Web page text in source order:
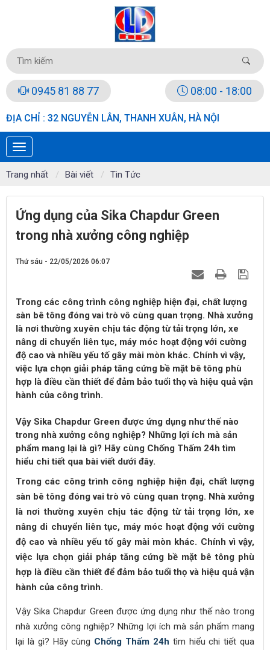
0945 81 88 77 08:00 - 18:00
ĐỊA CHỈ : 32 NGUYỄN LÂN, THANH XUÂN, HÀ NỘI
Trang nhất Bài viết Tin Tức
Ứng dụng của Sika Chapdur Green
trong nhà xưởng công nghiệp
Thứ sáu - 22/05/2026 06:07
Trong các công trình công nghiệp hiện đại, chất lượng
sàn bê tông đóng vai trò vô cùng quan trọng. Nhà xưởng
là nơi thường xuyên chịu tác động từ tải trọng lớn, xe
nâng di chuyển liên tục, máy móc hoạt động với cường
độ cao và nhiều yếu tố gây mài mòn khác. Chính vì vậy,
việc lựa chọn giải pháp tăng cứng bề mặt bê tông phù
hợp là điều cần thiết để đảm bảo tuổi thọ và hiệu quả vận
hành của công trình.
Vậy Sika Chapdur Green được ứng dụng như thế nào
trong nhà xưởng công nghiệp? Những lợi ích mà sản
phẩm mang lại là gì? Hãy cùng Chống Thấm 24h tìm
hiểu chi tiết qua bài viết dưới đây.
Trong các công trình công nghiệp hiện đại, chất lượng
sàn bê tông đóng vai trò vô cùng quan trọng. Nhà xưởng
là nơi thường xuyên chịu tác động từ tải trọng lớn, xe
nâng di chuyển liên tục, máy móc hoạt động với cường
độ cao và nhiều yếu tố gây mài mòn khác. Chính vì vậy,
việc lựa chọn giải pháp tăng cứng bề mặt bê tông phù
hợp là điều cần thiết để đảm bảo tuổi thọ và hiệu quả vận
hành của công trình.
Vậy Sika Chapdur Green được ứng dụng như thế nào trong
nhà xưởng công nghiệp? Những lợi ích mà sản phẩm mang
lại là gì? Hãy cùng Chống Thấm 24h tìm hiểu chi tiết qua